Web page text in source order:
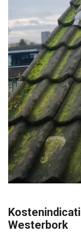
Westerbork